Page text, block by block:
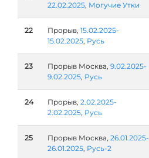
22.02.2025, Могучие Утки
22 Прорыв, 15.02.2025-
15.02.2025, Русь
23 Прорыв Москва, 9.02.2025-
9.02.2025, Русь
24 Прорыв, 2.02.2025-
2.02.2025, Русь
25 Прорыв Москва, 26.01.2025-
26.01.2025, Русь-2